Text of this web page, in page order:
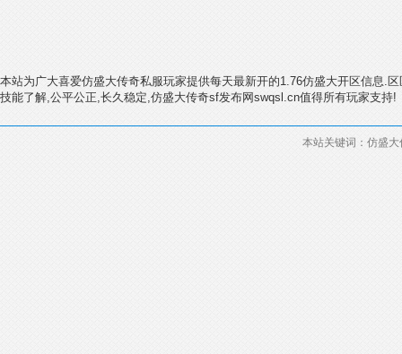
本站为广大喜爱仿盛大传奇私服玩家提供每天最新开的1.76仿盛大开区信息.
技能了解,公平公正,长久稳定,仿盛大传奇sf发布网swqsl.cn值得所有玩家支持!
本站关键词：仿盛